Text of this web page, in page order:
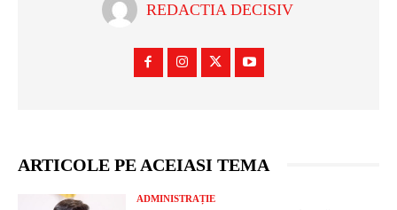
REDACTIA DECISIV
ARTICOLE PE ACEIASI TEMA
ADMINISTRAȚIE